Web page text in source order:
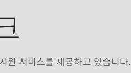
원 서비스를 제공하고 있습니다.